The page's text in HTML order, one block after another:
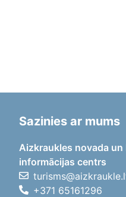
Sazinies ar mums
Aizkraukles novada un
informācijas centrs
+371 65161296